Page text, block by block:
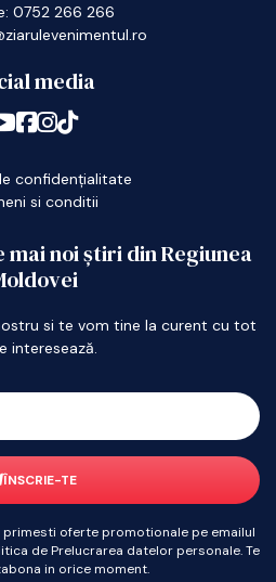
0752 266 266
media
confidențialitate
si conditii
mai noi știri din Regiunea
si te vom tine la curent cu tot
interesează.
ÎNSCRIE-TE
oferte promotionale pe emailul
de Prelucrarea datelor personale. Te
in orice moment.